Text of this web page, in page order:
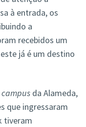
à entrada, os
a
recebidos um
já é um destino
campus da Alameda,
que ingressaram
tiveram